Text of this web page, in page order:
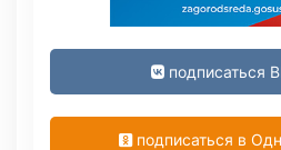
подписаться
подписаться в